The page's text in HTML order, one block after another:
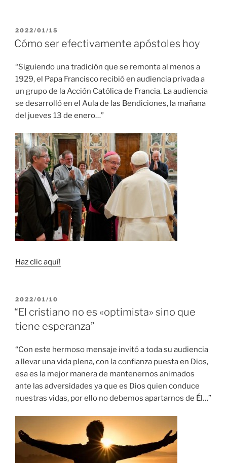
PUBLICADO
EL
2022/01/15
Cómo ser efectivamente apóstoles hoy
“Siguiendo una tradición que se remonta al menos a
1929, el Papa Francisco recibió en audiencia privada a
un grupo de la Acción Católica de Francia. La audiencia
se desarrolló en el Aula de las Bendiciones, la mañana
del jueves 13 de enero…”
Haz clic aquí!
PUBLICADO
EL
2022/01/10
“El cristiano no es «optimista» sino que
tiene esperanza”
“Con este hermoso mensaje invitó a toda su audiencia
a llevar una vida plena, con la confianza puesta en Dios,
esa es la mejor manera de mantenernos animados
ante las adversidades ya que es Dios quien conduce
nuestras vidas, por ello no debemos apartarnos de Él…”